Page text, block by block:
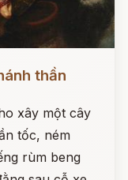
thần
xây một cây
tốc, ném
rùm beng